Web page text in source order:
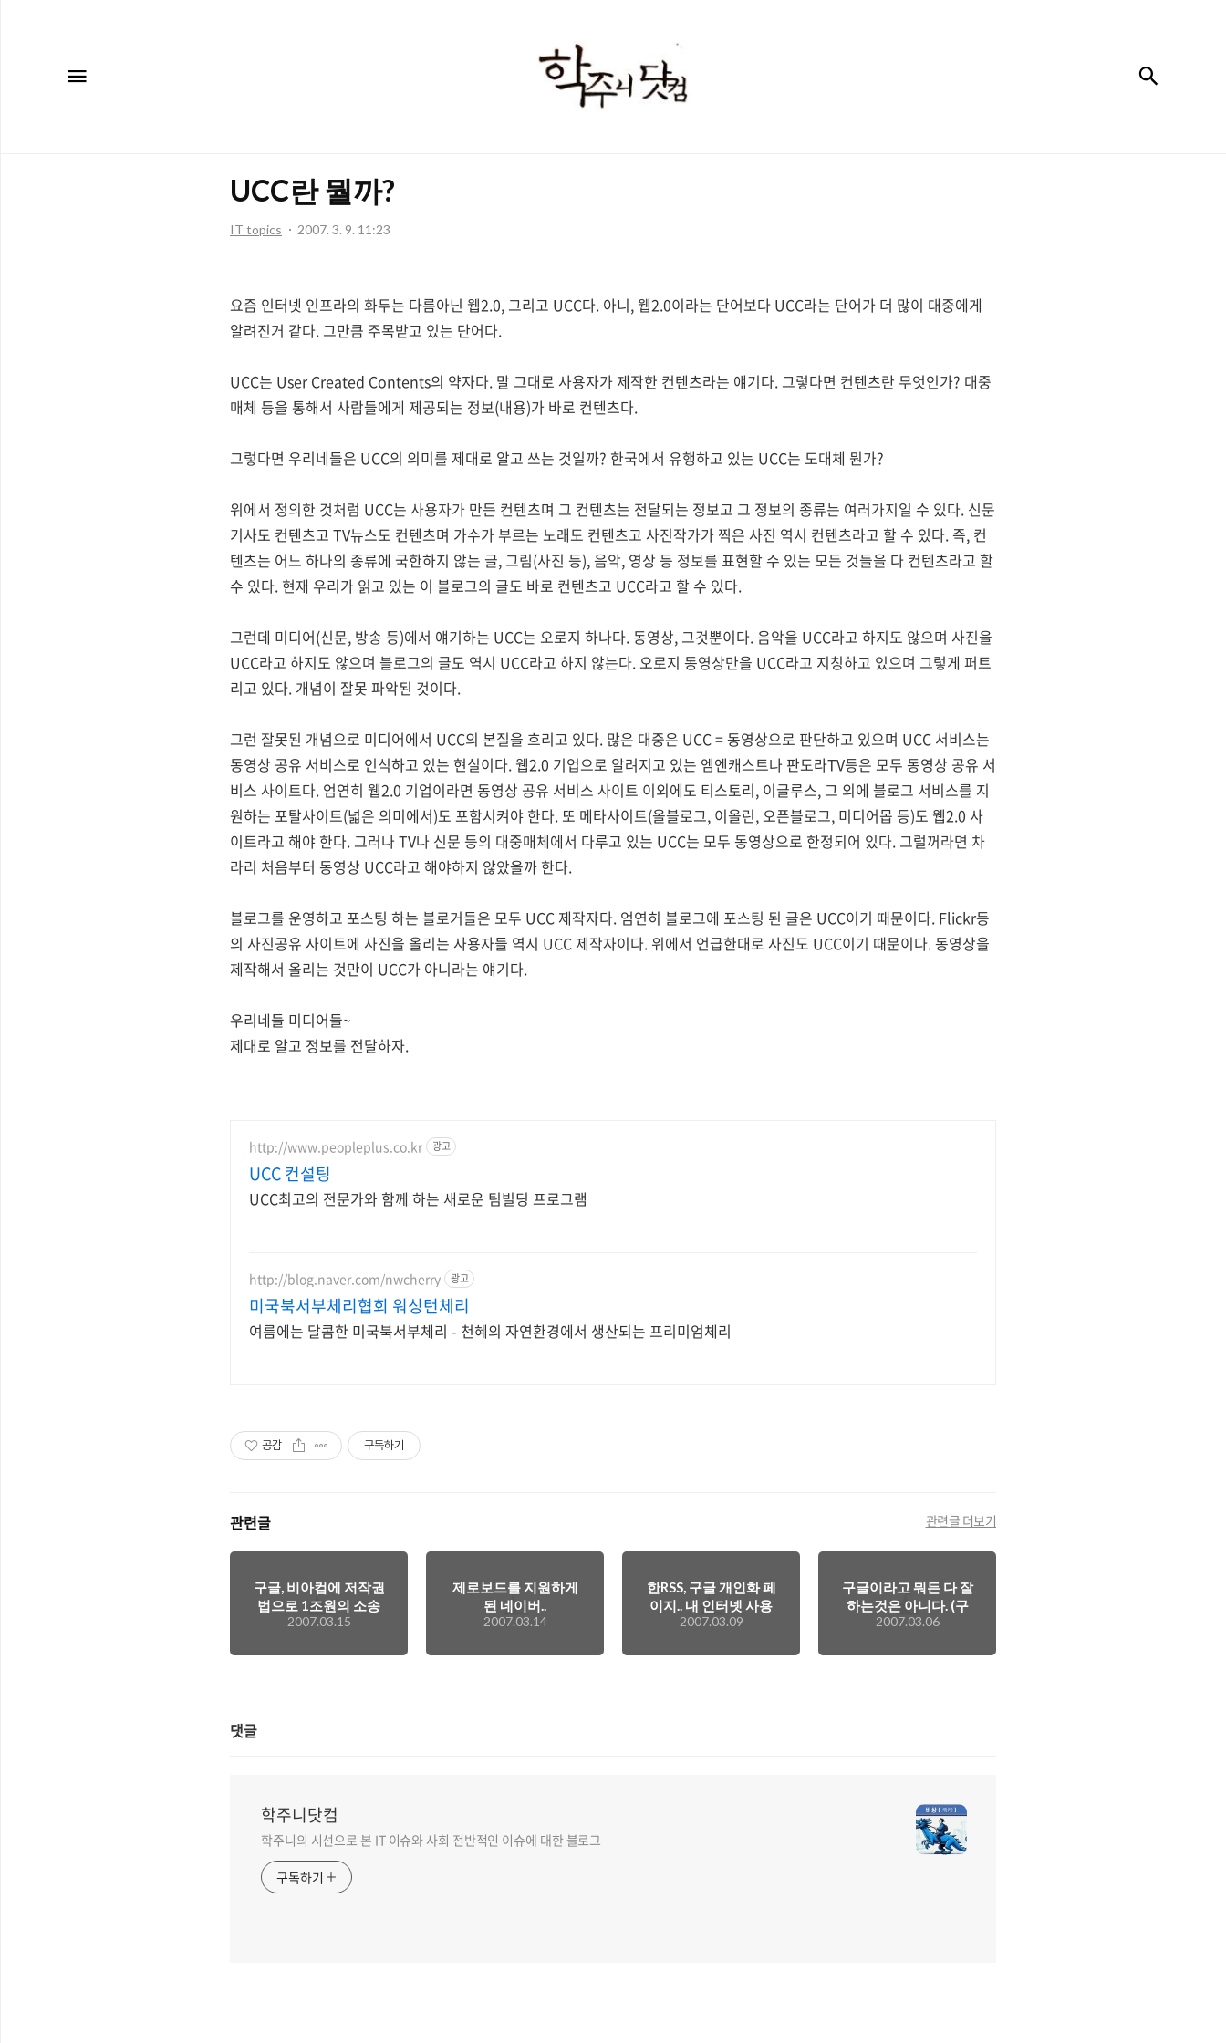
주
UCC란 뭘까?
IT topics 2007. 3. 9. 11:23
요즘 인터넷 인프라의 화두는 다름아닌 웹2.0, 그리고 UCC다. 아니, 웹2.0이라는 단어보다 UCC라는 단어가 더 많이 대중에게
알려진거 같다. 그만큼 주목받고 있는 단어다.
UCC는 User Created Contents의 약자다. 말 그대로 사용자가 제작한 컨텐츠라는 얘기다. 그렇다면 컨텐츠란 무엇인가? 대중
매체 등을 통해서 사람들에게 제공되는 정보(내용)가 바로 컨텐츠다.
그렇다면 우리네들은 UCC의 의미를 제대로 알고 쓰는 것일까? 한국에서 유행하고 있는 UCC는 도대체 뭔가?
위에서 정의한 것처럼 UCC는 사용자가 만든 컨텐츠며 그 컨텐츠는 전달되는 정보고 그 정보의 종류는 여러가지일 수 있다. 신문
기사도 컨텐츠고 TV뉴스도 컨텐츠며 가수가 부르는 노래도 컨텐츠고 사진작가가 찍은 사진 역시 컨텐츠라고 할 수 있다. 즉, 컨
텐츠는 어느 하나의 종류에 국한하지 않는 글, 그림(사진 등), 음악, 영상 등 정보를 표현할 수 있는 모든 것들을 다 컨텐츠라고 할
수 있다. 현재 우리가 읽고 있는 이 블로그의 글도 바로 컨텐츠고 UCC라고 할 수 있다.
그런데 미디어(신문, 방송 등)에서 얘기하는 UCC는 오로지 하나다. 동영상, 그것뿐이다. 음악을 UCC라고 하지도 않으며 사진을
UCC라고 하지도 않으며 블로그의 글도 역시 UCC라고 하지 않는다. 오로지 동영상만을 UCC라고 지칭하고 있으며 그렇게 퍼트
리고 있다. 개념이 잘못 파악된 것이다.
그런 잘못된 개념으로 미디어에서 UCC의 본질을 흐리고 있다. 많은 대중은 UCC = 동영상으로 판단하고 있으며 UCC 서비스는
동영상 공유 서비스로 인식하고 있는 현실이다. 웹2.0 기업으로 알려지고 있는 엠엔캐스트나 판도라TV등은 모두 동영상 공유 서
비스 사이트다. 엄연히 웹2.0 기업이라면 동영상 공유 서비스 사이트 이외에도 티스토리, 이글루스, 그 외에 블로그 서비스를 지
원하는 포탈사이트(넓은 의미에서)도 포함시켜야 한다. 또 메타사이트(올블로그, 이올린, 오픈블로그, 미디어몹 등)도 웹2.0 사
이트라고 해야 한다. 그러나 TV나 신문 등의 대중매체에서 다루고 있는 UCC는 모두 동영상으로 한정되어 있다. 그럴꺼라면 차
라리 처음부터 동영상 UCC라고 해야하지 않았을까 한다.
블로그를 운영하고 포스팅 하는 블로거들은 모두 UCC 제작자다. 엄연히 블로그에 포스팅 된 글은 UCC이기 때문이다. Flickr등
의 사진공유 사이트에 사진을 올리는 사용자들 역시 UCC 제작자이다. 위에서 언급한대로 사진도 UCC이기 때문이다. 동영상을
제작해서 올리는 것만이 UCC가 아니라는 얘기다.
우리네들 미디어들~
제대로 알고 정보를 전달하자.
http://www.peopleplus.co.kr 광고
UCC 컨설팅
UCC최고의 전문가와 함께 하는 새로운 팀빌딩 프로그램
http://blog.naver.com/nwcherry 광고
미국북서부체리협회 워싱턴체리
여름에는 달콤한 미국북서부체리 - 천혜의 자연환경에서 생산되는 프리미엄체리
공감 구독하기
관련글 관련글 더보기
구글, 비아컴에 저작권
법으로 1조원의 소송
에 휘말리다.
2007.03.15
제로보드를 지원하게
된 네이버..
2007.03.14
한RSS, 구글 개인화 페
이지.. 내 인터넷 사용
환경을 바꾸다..
2007.03.09
구글이라고 뭐든 다 잘
하는것은 아니다. (구
글 애드센스 이야기)
2007.03.06
댓글
학주니닷컴
학주니의 시선으로 본 IT 이슈와 사회 전반적인 이슈에 대한 블로그
구독하기